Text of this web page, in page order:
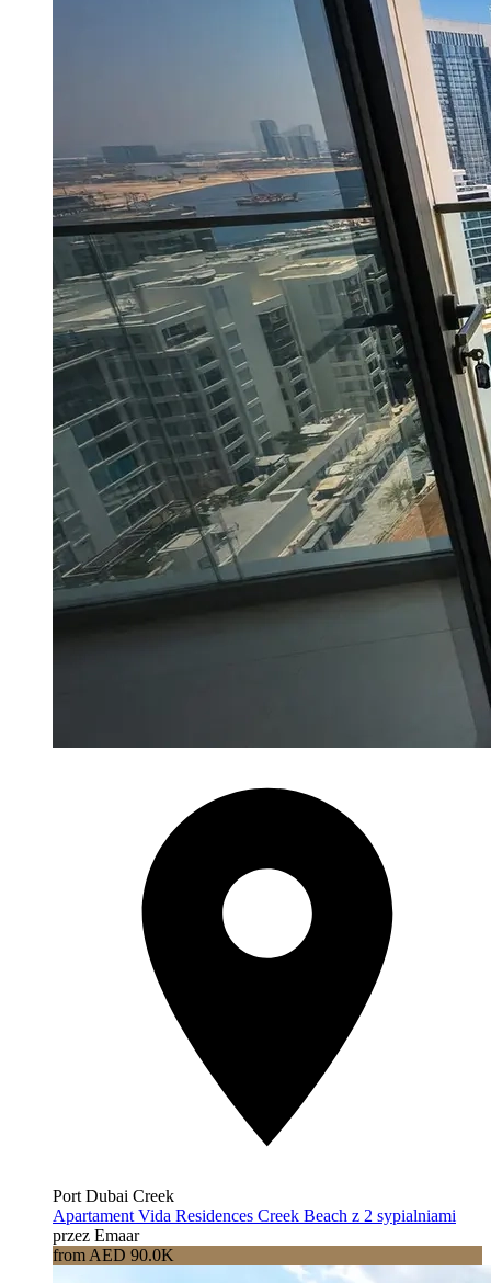
Port Dubai Creek
Apartament Vida Residences Creek Beach z 2 sypialniami
przez Emaar
from AED 90.0K